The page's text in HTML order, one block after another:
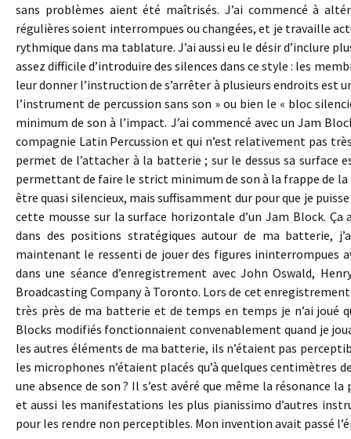
sans problèmes aient été maîtrisés. J’ai commencé à
régulières soient interrompues ou changées, et je travaille
rythmique dans ma tablature. J’ai aussi eu le désir d’inclure
assez difficile d’introduire des silences dans ce style : les
leur donner l’instruction de s’arrêter à plusieurs endroits est
l’instrument de percussion sans son » ou bien le « bloc
minimum de son à l’impact. J’ai commencé avec un Jam
compagnie Latin Percussion et qui n’est relativement pas
permet de l’attacher à la batterie ; sur le dessus sa surface
permettant de faire le strict minimum de son à la frappe de
être quasi silencieux, mais suffisamment dur pour que je
cette mousse sur la surface horizontale d’un Jam Block.
dans des positions stratégiques autour de ma batterie,
maintenant le ressenti de jouer des figures ininterrompues
dans une séance d’enregistrement avec John Oswald,
Broadcasting Company à Toronto. Lors de cet
très près de ma batterie et de temps en temps je n’ai joué
Blocks modifiés fonctionnaient convenablement quand je
les autres éléments de ma batterie, ils n’étaient pas
les microphones n’étaient placés qu’à quelques
une absence de son ? Il s’est avéré que même la résonance
et aussi les manifestations les plus pianissimo d’autres
pour les rendre non perceptibles. Mon invention avait passé